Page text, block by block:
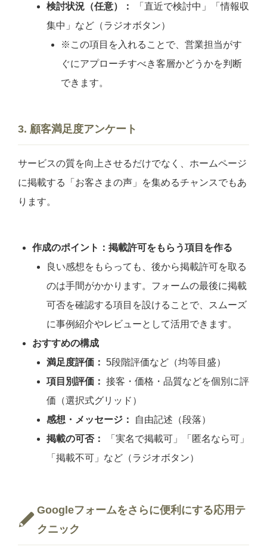
検討状況（任意）：
「直近で検討中」「情報収
集中」など（ラジオボタン）
※この項目を入れることで、営業担当がす
ぐにアプローチすべき客層かどうかを判断
できます。
3. 顧客満足度アンケート
サービスの質を向上させるだけでなく、ホームページ
に掲載する「お客さまの声」を集めるチャンスでもあ
ります。
作成のポイント：掲載許可をもらう項目を作る
良い感想をもらっても、後から掲載許可を取る
のは手間がかかります。フォームの最後に掲載
可否を確認する項目を設けることで、スムーズ
に事例紹介やレビューとして活用できます。
おすすめの構成
満足度評価： 5段階評価など（均等目盛）
項目別評価： 接客・価格・品質などを個別に評
価（選択式グリッド）
感想・メッセージ：
自由記述（段落）
掲載の可否：
「実名で掲載可」「匿名なら可」
「掲載不可」など（ラジオボタン）
Googleフォームをさらに便利にする応用テ
クニック